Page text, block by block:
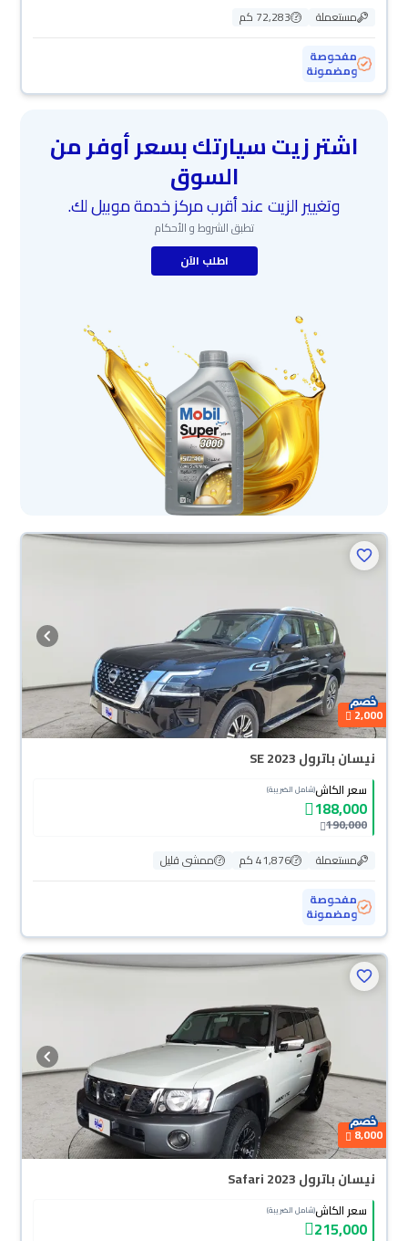
مستعملة
72,283 كم
مفحوصة
ومضمونة
اشتر زيت سيارتك بسعر أوفر من
السوق
وتغيير الزيت عند أقرب مركز خدمة موبيل لك.
تطبق الشروط و الأحكام
اطلب الآن
2,000
نيسان باترول SE 2023
سعر الكاش(شامل الضريبة)
188,000
190,000
مستعملة
41,876 كم
ممشى قليل
مفحوصة
ومضمونة
8,000
نيسان باترول Safari 2023
سعر الكاش(شامل الضريبة)
215,000